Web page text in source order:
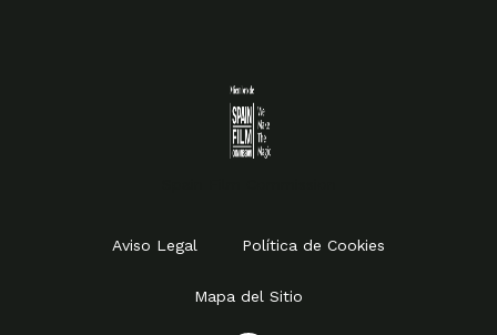
Aviso Legal Política de Cookies
Mapa del Sitio